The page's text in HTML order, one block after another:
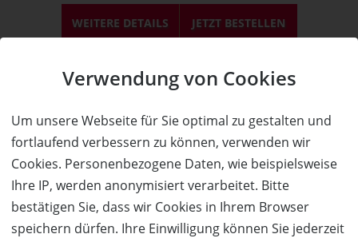
Verwendung von Cookies
Um unsere Webseite für Sie optimal zu gestalten und
fortlaufend verbessern zu können, verwenden wir
Cookies. Personenbezogene Daten, wie beispielsweise
Ihre IP, werden anonymisiert verarbeitet. Bitte
bestätigen Sie, dass wir Cookies in Ihrem Browser
speichern dürfen. Ihre Einwilligung können Sie jederzeit
WEITERE DETAILS JETZTBESTELLEN
Vergangene Angebote